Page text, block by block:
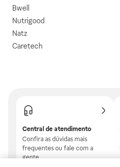
Bwell
Nutrigood
Natz
Caretech
Central de atendimento
Confira as dúvidas mais
frequentes ou fale com a
gente.